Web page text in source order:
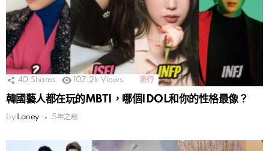
40 Shares 107.2k Views 流行
韓國藝人都在玩的MBTI，哪個IDOL和你的性格最像？
by Laney 5年之前